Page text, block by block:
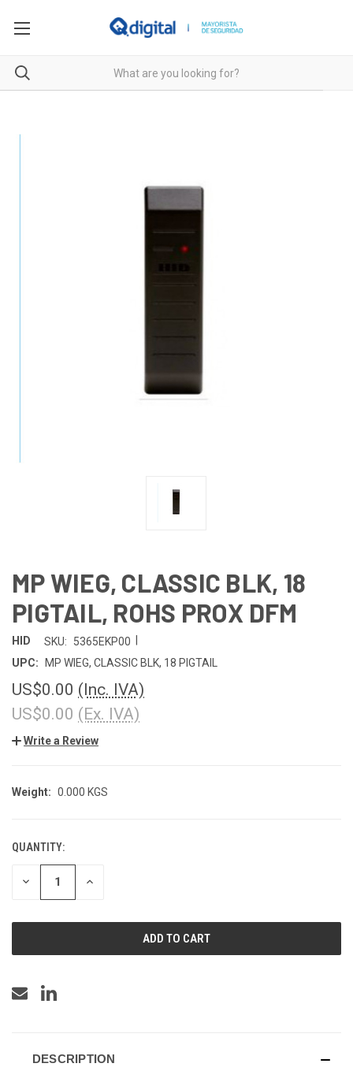
MP WIEG, CLASSIC BLK, 18
PIGTAIL, ROHS PROX DFM
HID SKU: 5365EKP00
UPC:
MP WIEG, CLASSIC BLK, 18 PIGTAIL
US$0.00 (Inc. IVA)
US$0.00 (Ex. IVA)
Write a Review
Weight: 0.000 KGS
CURRENT
STOCK:
QUANTITY:
DECREASE INCREASE
DESCRIPTION